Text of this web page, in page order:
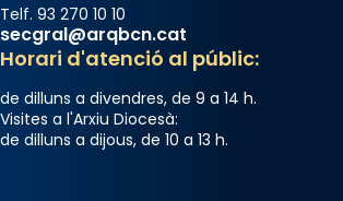
Telf. 93 270 10 10
secgral@arqbcn.cat
Horari d'atenció al públic:
de dilluns a divendres, de 9 a 14 h.
Visites a l'Arxiu Diocesà:
de dilluns a dijous, de 10 a 13 h.